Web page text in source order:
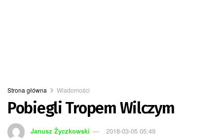
Strona główna Wiadomości
Pobiegli Tropem Wilczym
Janusz Życzkowski 2018-03-05 05:49